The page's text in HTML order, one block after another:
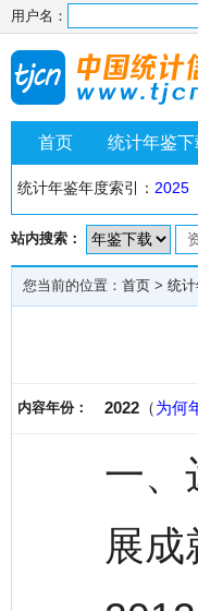
用户名：
首页 统计年鉴下
统计年鉴年度索引： 2025
站内搜索：
您当前的位置： 首页 > 统
内容年份： 2022 （为何
一、
展